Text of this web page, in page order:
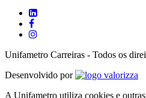
Unifametro Carreiras - Todos os
Desenvolvido por
A Unifametro utiliza cookies e